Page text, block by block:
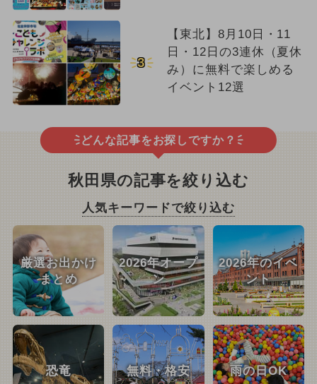
3
【東北】8月10日・11
日・12日の3連休（夏休
み）に無料で楽しめる
イベント12選
どんな記事をお探しですか？
秋田県の記事を絞り込む
人気キーワードで絞り込む
厳選お出かけ
まとめ
2026年オープ
ン
2026年のイベ
ント
恐竜 無料・格安 雨の日OK